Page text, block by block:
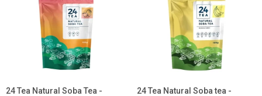
24 Tea Natural Soba Tea -
24 Tea Natural Soba tea -